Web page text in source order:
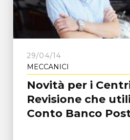
29/04/14
MECCANICI
Novità per i
Revisione che
Conto Banco